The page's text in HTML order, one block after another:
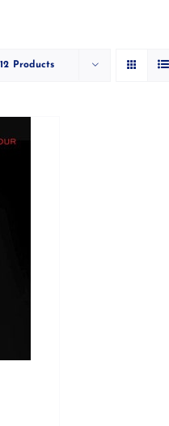
12 Products